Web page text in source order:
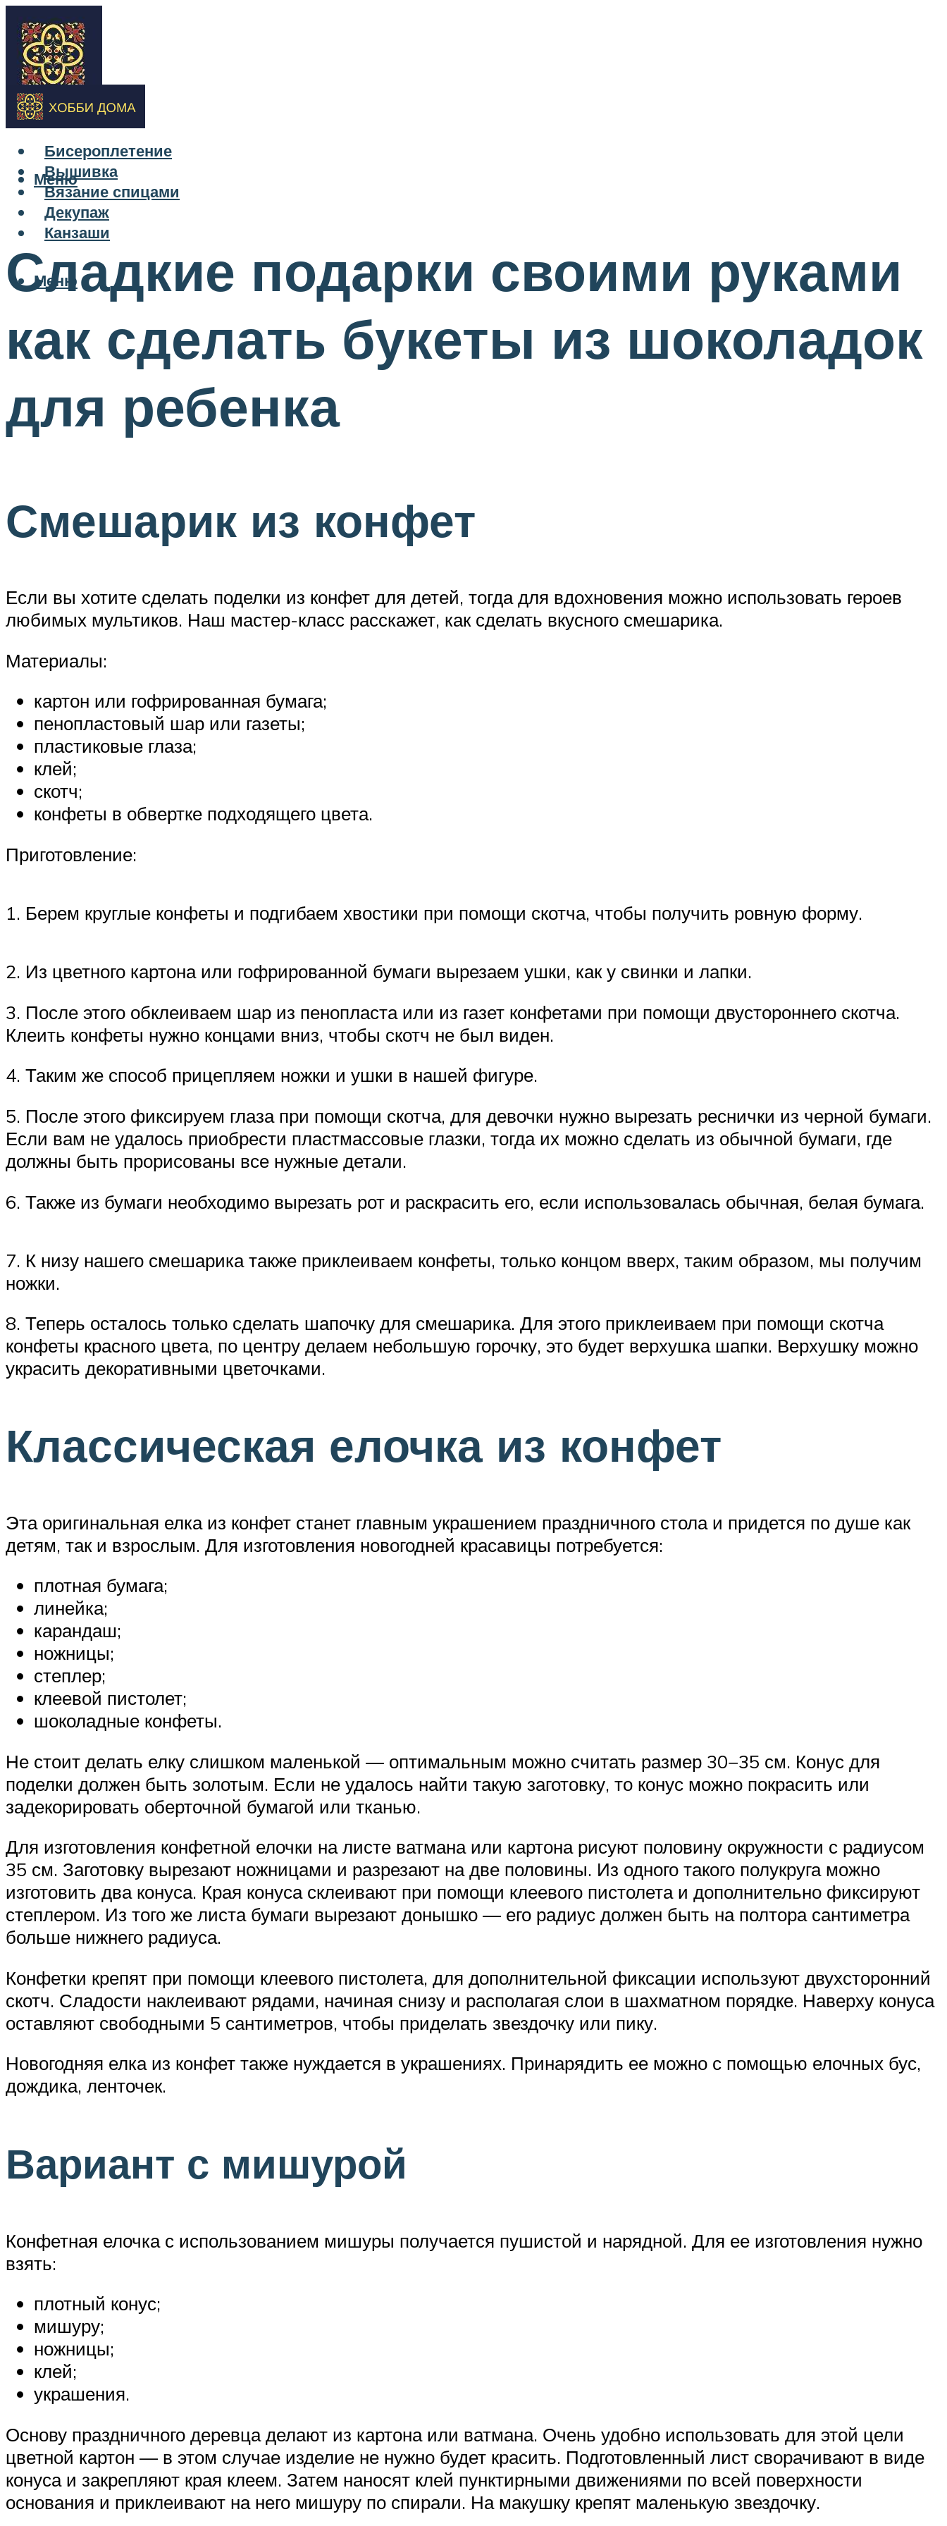
Бисероплетение
Вышивка
Вязание спицами
Декупаж
Канзаши
Меню
Меню
Сладкие подарки своими руками
как сделать букеты из шоколадок
для ребенка
Смешарик из конфет
Если вы хотите сделать поделки из конфет для детей, тогда для вдохновения можно использовать героев
любимых мультиков. Наш мастер-класс расскажет, как сделать вкусного смешарика.
Материалы:
картон или гофрированная бумага;
пенопластовый шар или газеты;
пластиковые глаза;
клей;
скотч;
конфеты в обвертке подходящего цвета.
Приготовление:
1. Берем круглые конфеты и подгибаем хвостики при помощи скотча, чтобы получить ровную форму.
2. Из цветного картона или гофрированной бумаги вырезаем ушки, как у свинки и лапки.
3. После этого обклеиваем шар из пенопласта или из газет конфетами при помощи двустороннего скотча.
Клеить конфеты нужно концами вниз, чтобы скотч не был виден.
4. Таким же способ прицепляем ножки и ушки в нашей фигуре.
5. После этого фиксируем глаза при помощи скотча, для девочки нужно вырезать реснички из черной бумаги.
Если вам не удалось приобрести пластмассовые глазки, тогда их можно сделать из обычной бумаги, где
должны быть прорисованы все нужные детали.
6. Также из бумаги необходимо вырезать рот и раскрасить его, если использовалась обычная, белая бумага.
7. К низу нашего смешарика также приклеиваем конфеты, только концом вверх, таким образом, мы получим
ножки.
8. Теперь осталось только сделать шапочку для смешарика. Для этого приклеиваем при помощи скотча
конфеты красного цвета, по центру делаем небольшую горочку, это будет верхушка шапки. Верхушку можно
украсить декоративными цветочками.
Классическая елочка из конфет
Эта оригинальная елка из конфет станет главным украшением праздничного стола и придется по душе как
детям, так и взрослым. Для изготовления новогодней красавицы потребуется:
плотная бумага;
линейка;
карандаш;
ножницы;
степлер;
клеевой пистолет;
шоколадные конфеты.
Не стоит делать елку слишком маленькой — оптимальным можно считать размер 30−35 см. Конус для
поделки должен быть золотым. Если не удалось найти такую заготовку, то конус можно покрасить или
задекорировать оберточной бумагой или тканью.
Для изготовления конфетной елочки на листе ватмана или картона рисуют половину окружности с радиусом
35 см. Заготовку вырезают ножницами и разрезают на две половины. Из одного такого полукруга можно
изготовить два конуса. Края конуса склеивают при помощи клеевого пистолета и дополнительно фиксируют
степлером. Из того же листа бумаги вырезают донышко — его радиус должен быть на полтора сантиметра
больше нижнего радиуса.
Конфетки крепят при помощи клеевого пистолета, для дополнительной фиксации используют двухсторонний
скотч. Сладости наклеивают рядами, начиная снизу и располагая слои в шахматном порядке. Наверху конуса
оставляют свободными 5 сантиметров, чтобы приделать звездочку или пику.
Новогодняя елка из конфет также нуждается в украшениях. Принарядить ее можно с помощью елочных бус,
дождика, ленточек.
Вариант с мишурой
Конфетная елочка с использованием мишуры получается пушистой и нарядной. Для ее изготовления нужно
взять:
плотный конус;
мишуру;
ножницы;
клей;
украшения.
Основу праздничного деревца делают из картона или ватмана. Очень удобно использовать для этой цели
цветной картон — в этом случае изделие не нужно будет красить. Подготовленный лист сворачивают в виде
конуса и закрепляют края клеем. Затем наносят клей пунктирными движениями по всей поверхности
основания и приклеивают на него мишуру по спирали. На макушку крепят маленькую звездочку.